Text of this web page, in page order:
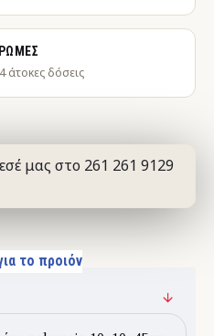
άτοκες δόσεις
μας στο 261 261 9129
το προιόν